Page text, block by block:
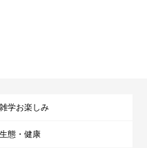
ぬ・ねこのきもち」で投稿
で予めご了承ください。
雑学お楽しみ
生態・健康